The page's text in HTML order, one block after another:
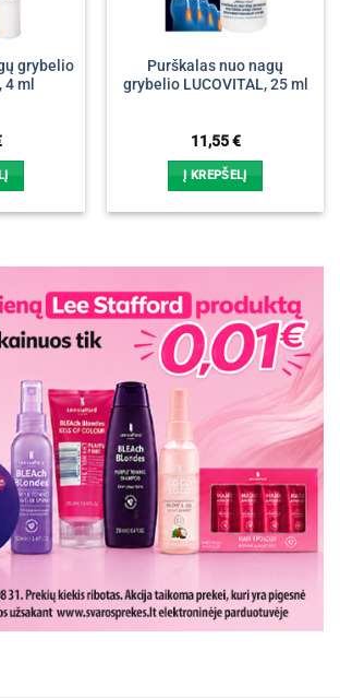
grybelio
4 ml
Purškalas nuo nagų
grybelio LUCOVITAL, 25 ml
11,55€
Į KREPŠELĮ